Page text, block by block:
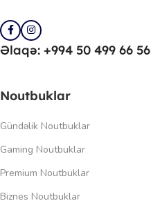
Əlaqə: +994 50 499 66 56
Noutbuklar
Gündəlik Noutbuklar
Gaming Noutbuklar
Premium Noutbuklar
Biznes Noutbuklar